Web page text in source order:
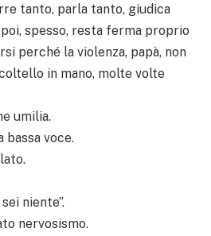
tanto, parla tanto, giudica
spesso, resta ferma proprio
perché la violenza, papà, non
in mano, molte volte
umilia.
bassa voce.
niente”.
nervosismo.